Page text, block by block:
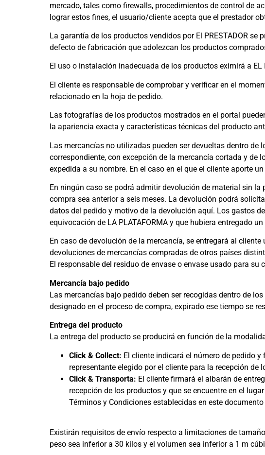
mercado, tales como firewalls, procedimientos de control de
lograr estos fines, el usuario/cliente acepta que el prestador
La garantía de los productos vendidos por El PRESTADOR
defecto de fabricación que adolezcan los productos
El uso o instalación inadecuada de los productos eximirá a
El cliente es responsable de comprobar y verificar en el
relacionado en la hoja de pedido.
Las fotografías de los productos mostrados en el portal
la apariencia exacta y características técnicas del producto
Las mercancías no utilizadas pueden ser devueltas dentro
correspondiente, con excepción de la mercancía cortada y de
expedida a su nombre. En el caso en el que el cliente aporte
En ningún caso se podrá admitir devolución de material sin
compra sea anterior a seis meses. La devolución podrá
datos del pedido y motivo de la devolución aquí. Los gastos
equivocación de LA PLATAFORMA y que hubiera entregado
En caso de devolución de la mercancía, se entregará al
devoluciones de mercancías compradas de otros países
El responsable del residuo de envase o envase usado para
Mercancía bajo pedido
Las mercancías bajo pedido deben ser recogidas dentro de
designado en el proceso de compra, expirado ese tiempo se
Entrega del producto
La entrega del producto se producirá en función de la
Click & Collect: El cliente indicará el número de pedido
representante elegido por el cliente para la recepción de
Click & Transporta: El cliente firmará el albarán de
recepción de los productos y que se encuentre en el
Términos y Condiciones establecidas en este
Existirán requisitos de envío respecto a limitaciones de
peso sea inferior a 30 kilos y el volumen sea inferior a 1 m